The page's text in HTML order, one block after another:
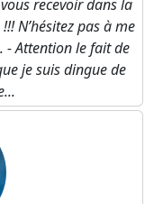
recevoir dans la
N’hésitez pas à me
- Attention le fait de
je suis dingue de